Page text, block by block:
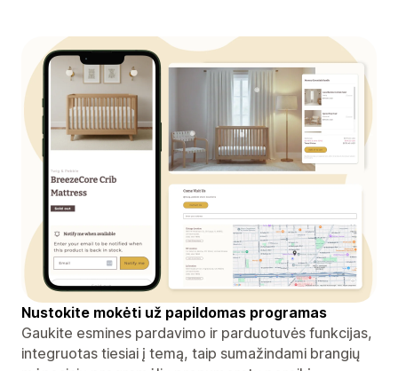
Nustokite mokėti už papildomas programas
Gaukite esmines pardavimo ir parduotuvės funkcijas,
integruotas tiesiai į temą, taip sumažindami brangių